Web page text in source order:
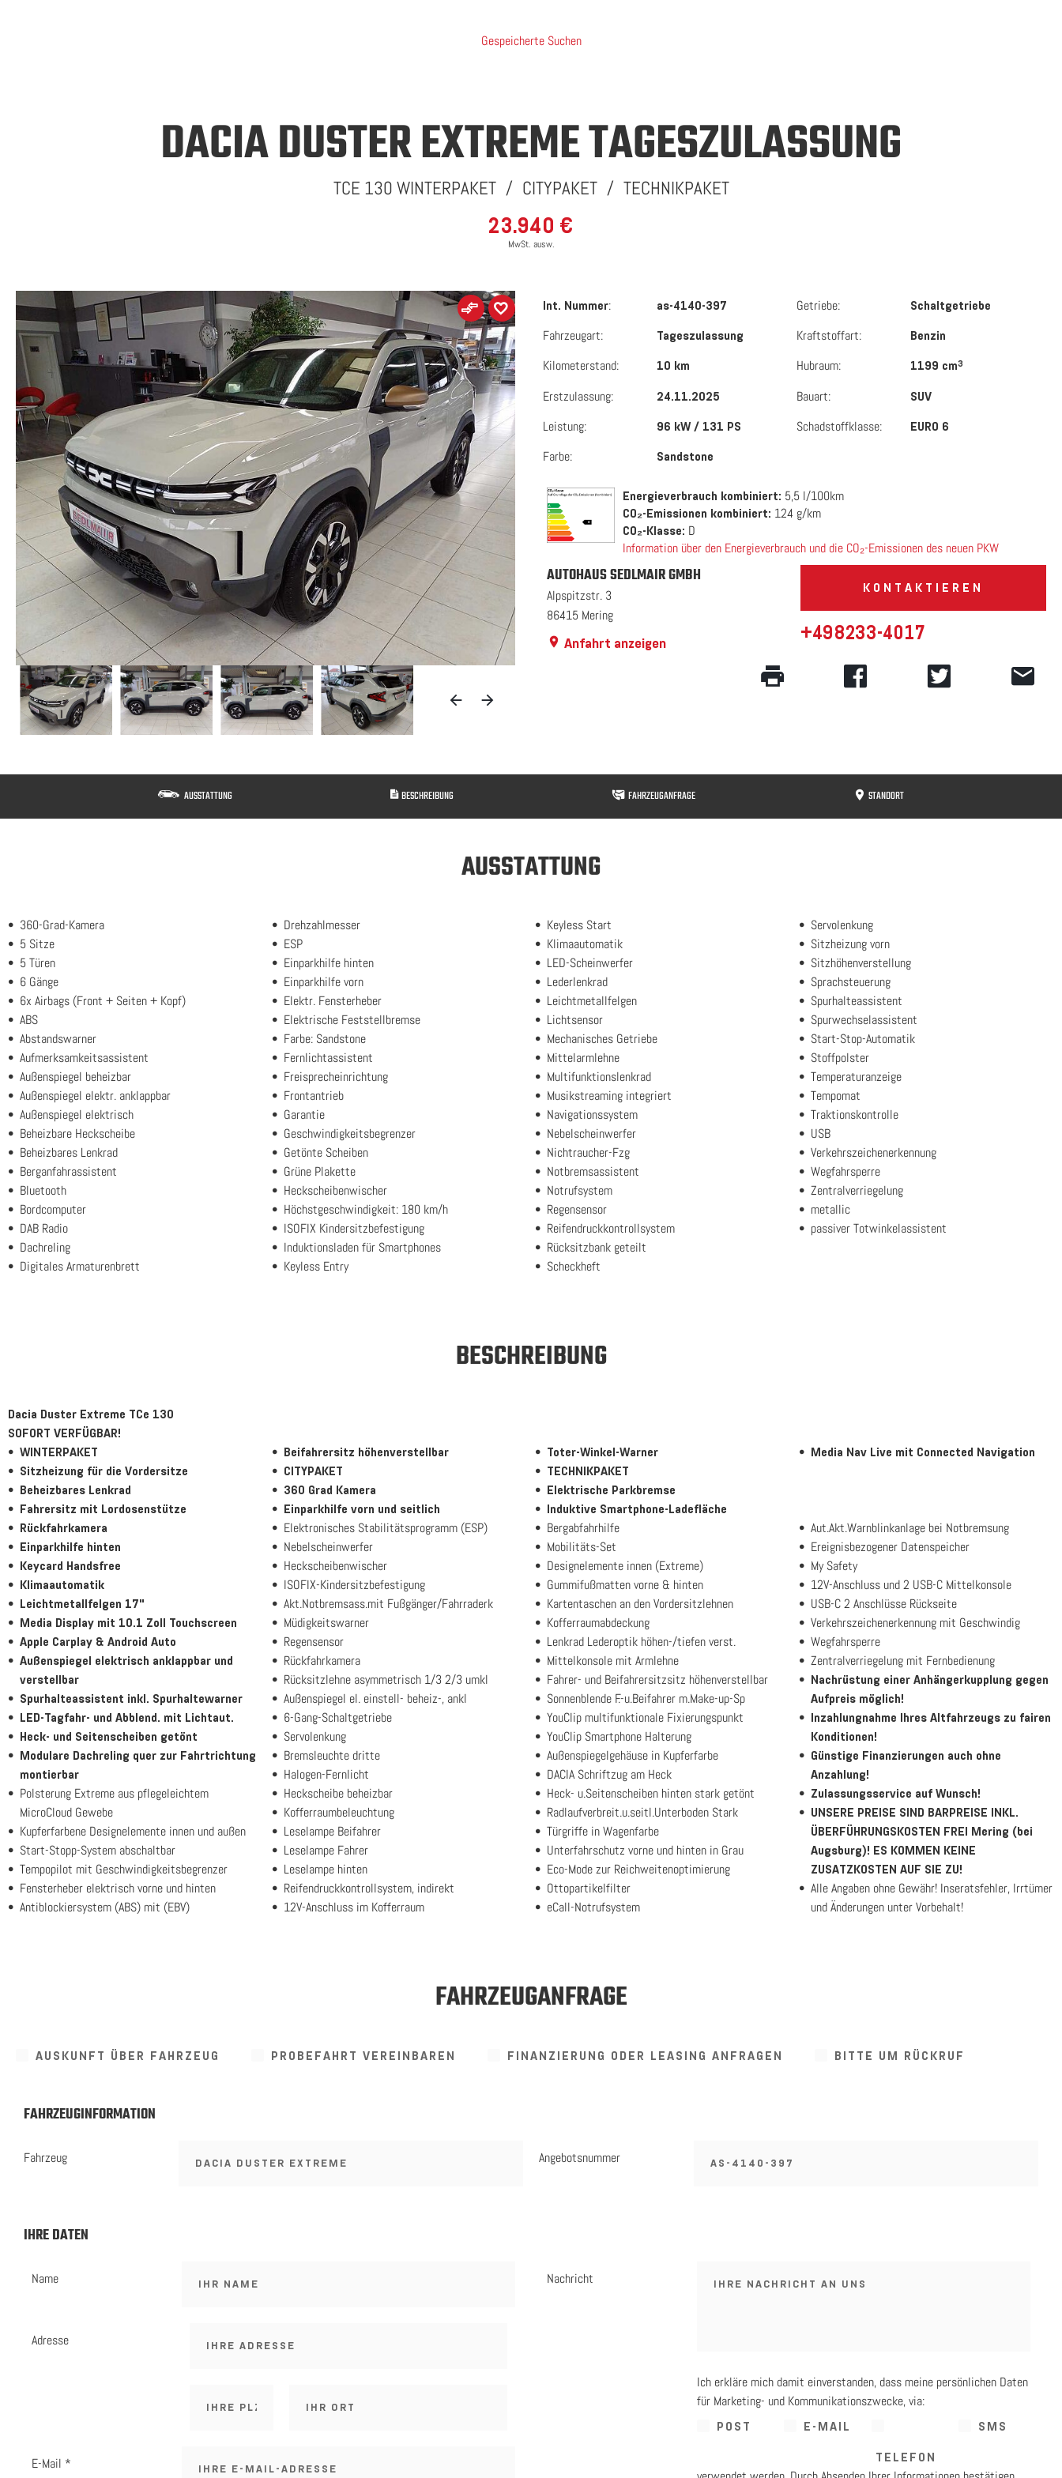
Gespeicherte Suchen
DACIA DUSTER EXTREMETAGESZULASSUNG
TCE 130 WINTERPAKET / CITYPAKET / TECHNIKPAKET
23.940 €
MwSt. ausw.
Int. Nummer: as-4140-397 Getriebe: Schaltgetriebe
Fahrzeugart: Tageszulassung Kraftstoffart: Benzin
Kilometerstand: 10 km Hubraum: 1199 cm3
Erstzulassung: 24.11.2025 Bauart: SUV
Leistung: 96 kW / 131 PS Schadstoffklasse: EURO 6
Farbe: Sandstone
Energieverbrauch kombiniert: 5,5 l/100km
CO₂-Emissionen kombiniert: 124 g/km
CO₂-Klasse: D
Information über den Energieverbrauch und die CO₂-Emissionen des neuen PKW
AUTOHAUS SEDLMAIR GMBH
Alpspitzstr. 3
86415 Mering
Anfahrt anzeigen
KONTAKTIEREN
+498233-4017
AUSSTATTUNG BESCHREIBUNG FAHRZEUGANFRAGE STANDORT
AUSSTATTUNG
360-Grad-Kamera
5 Sitze
5 Türen
6 Gänge
6x Airbags (Front + Seiten + Kopf)
ABS
Abstandswarner
Aufmerksamkeitsassistent
Außenspiegel beheizbar
Außenspiegel elektr. anklappbar
Außenspiegel elektrisch
Beheizbare Heckscheibe
Beheizbares Lenkrad
Berganfahrassistent
Bluetooth
Bordcomputer
DAB Radio
Dachreling
Digitales Armaturenbrett
Drehzahlmesser
ESP
Einparkhilfe hinten
Einparkhilfe vorn
Elektr. Fensterheber
Elektrische Feststellbremse
Farbe: Sandstone
Fernlichtassistent
Freisprecheinrichtung
Frontantrieb
Garantie
Geschwindigkeitsbegrenzer
Getönte Scheiben
Grüne Plakette
Heckscheibenwischer
Höchstgeschwindigkeit: 180 km/h
ISOFIX Kindersitzbefestigung
Induktionsladen für Smartphones
Keyless Entry
Keyless Start
Klimaautomatik
LED-Scheinwerfer
Lederlenkrad
Leichtmetallfelgen
Lichtsensor
Mechanisches Getriebe
Mittelarmlehne
Multifunktionslenkrad
Musikstreaming integriert
Navigationssystem
Nebelscheinwerfer
Nichtraucher-Fzg
Notbremsassistent
Notrufsystem
Regensensor
Reifendruckkontrollsystem
Rücksitzbank geteilt
Scheckheft
Servolenkung
Sitzheizung vorn
Sitzhöhenverstellung
Sprachsteuerung
Spurhalteassistent
Spurwechselassistent
Start-Stop-Automatik
Stoffpolster
Temperaturanzeige
Tempomat
Traktionskontrolle
USB
Verkehrszeichenerkennung
Wegfahrsperre
Zentralverriegelung
metallic
passiver Totwinkelassistent
BESCHREIBUNG
Dacia Duster Extreme TCe 130
SOFORT VERFÜGBAR!
WINTERPAKET
Sitzheizung für die Vordersitze
Beheizbares Lenkrad
Fahrersitz mit Lordosenstütze
Beifahrersitz höhenverstellbar
CITYPAKET
360 Grad Kamera
Einparkhilfe vorn und seitlich
Toter-Winkel-Warner
TECHNIKPAKET
Elektrische Parkbremse
Induktive Smartphone-Ladefläche
Media Nav Live mit Connected Navigation
Rückfahrkamera
Einparkhilfe hinten
Keycard Handsfree
Klimaautomatik
Leichtmetallfelgen 17"
Media Display mit 10.1 Zoll Touchscreen
Apple Carplay & Android Auto
Außenspiegel elektrisch anklappbar und
verstellbar
Spurhalteassistent inkl. Spurhaltewarner
LED-Tagfahr- und Abblend. mit Lichtaut.
Heck- und Seitenscheiben getönt
Modulare Dachreling quer zur Fahrtrichtung
montierbar
Polsterung Extreme aus pflegeleichtem
MicroCloud Gewebe
Kupferfarbene Designelemente innen und außen
Start-Stopp-System abschaltbar
Tempopilot mit Geschwindigkeitsbegrenzer
Fensterheber elektrisch vorne und hinten
Antiblockiersystem (ABS) mit (EBV)
Elektronisches Stabilitätsprogramm (ESP)
Nebelscheinwerfer
Heckscheibenwischer
ISOFIX-Kindersitzbefestigung
Akt.Notbremsass.mit Fußgänger/Fahrraderk
Müdigkeitswarner
Regensensor
Rückfahrkamera
Rücksitzlehne asymmetrisch 1/3 2/3 umkl
Außenspiegel el. einstell- beheiz-, ankl
6-Gang-Schaltgetriebe
Servolenkung
Bremsleuchte dritte
Halogen-Fernlicht
Heckscheibe beheizbar
Kofferraumbeleuchtung
Leselampe Beifahrer
Leselampe Fahrer
Leselampe hinten
Reifendruckkontrollsystem, indirekt
12V-Anschluss im Kofferraum
Bergabfahrhilfe
Mobilitäts-Set
Designelemente innen (Extreme)
Gummifußmatten vorne & hinten
Kartentaschen an den Vordersitzlehnen
Kofferraumabdeckung
Lenkrad Lederoptik höhen-/tiefen verst.
Mittelkonsole mit Armlehne
Fahrer- und Beifahrersitzsitz höhenverstellbar
Sonnenblende F.-u.Beifahrer m.Make-up-Sp
YouClip multifunktionale Fixierungspunkt
YouClip Smartphone Halterung
Außenspiegelgehäuse in Kupferfarbe
DACIA Schriftzug am Heck
Heck- u.Seitenscheiben hinten stark getönt
Radlaufverbreit.u.seitl.Unterboden Stark
Türgriffe in Wagenfarbe
Unterfahrschutz vorne und hinten in Grau
Eco-Mode zur Reichweitenoptimierung
Ottopartikelfilter
eCall-Notrufsystem
Aut.Akt.Warnblinkanlage bei Notbremsung
Ereignisbezogener Datenspeicher
My Safety
12V-Anschluss und 2 USB-C Mittelkonsole
USB-C 2 Anschlüsse Rückseite
Verkehrszeichenerkennung mit Geschwindig
Wegfahrsperre
Zentralverriegelung mit Fernbedienung
Nachrüstung einer Anhängerkupplung gegen
Aufpreis möglich!
Inzahlungnahme Ihres Altfahrzeugs zu fairen
Konditionen!
Günstige Finanzierungen auch ohne
Anzahlung!
Zulassungsservice auf Wunsch!
UNSERE PREISE SIND BARPREISE INKL.
ÜBERFÜHRUNGSKOSTEN FREI Mering (bei
Augsburg)! ES KOMMEN KEINE
ZUSATZKOSTEN AUF SIE ZU!
Alle Angaben ohne Gewähr! Inseratsfehler, Irrtümer
und Änderungen unter Vorbehalt!
FAHRZEUGANFRAGE
AUSKUNFT ÜBER FAHRZEUG PROBEFAHRT VEREINBAREN FINANZIERUNG ODER LEASING ANFRAGEN BITTE UM RÜCKRUF
FAHRZEUGINFORMATION
Fahrzeug Angebotsnummer
IHRE DATEN
Name
Adresse
E-Mail *
Nachricht
Ich erkläre mich damit einverstanden, dass meine persönlichen Daten
für Marketing- und Kommunikationszwecke, via:
POST E-MAIL
TELEFON
SMS